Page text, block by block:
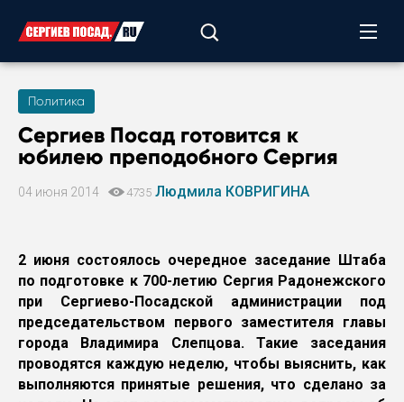
Политика
Сергиев Посад готовится к
юбилею преподобного Сергия
04 июня 2014 4735 Людмила КОВРИГИНА
2 июня состоялось очередное заседание Штаба
по подготовке к 700-летию Сергия Радонежского
при Сергиево-Посадской администрации под
председательством первого заместителя главы
города Владимира Слепцова. Такие заседания
проводятся каждую неделю, чтобы выяснить, как
выполняются принятые решения, что сделано за